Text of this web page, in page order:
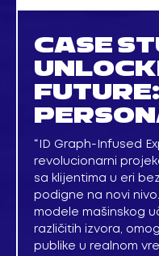
CASE
“ID Graph-Infused
revolucionarni
sa klijentima u eri
podigne na novi
modele mašinskog
različitih izvora,
publike u realnom